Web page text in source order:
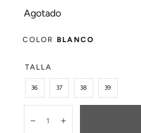
Agotado
COLOR BLANCO
TALLA
36 37 38 39
DisminuirAumentar